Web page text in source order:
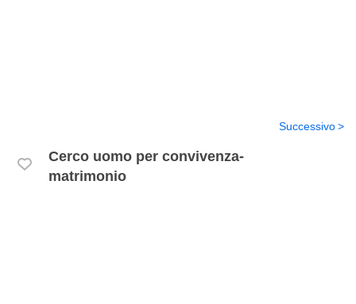
Cerco uomo per convivenza-
matrimonio
Successivo